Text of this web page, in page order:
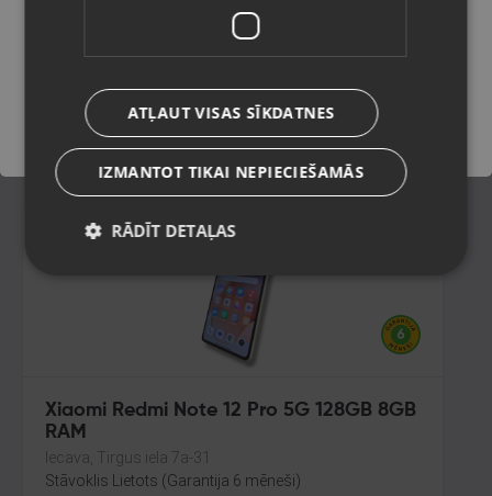
Stāvoklis Lietots (Garantija 6 mēneši)
100.00 €
4.55€/mēn.
Xiaomi Redmi Note 12 Pro 5G 128GB 8GB
RAM
Iecava, Tirgus iela 7a-31
Stāvoklis Lietots (Garantija 6 mēneši)
Saglabāt
ATĻAUT VISAS SĪKDATNES
IZMANTOT TIKAI NEPIECIEŠAMĀS
RĀDĪT DETAĻAS